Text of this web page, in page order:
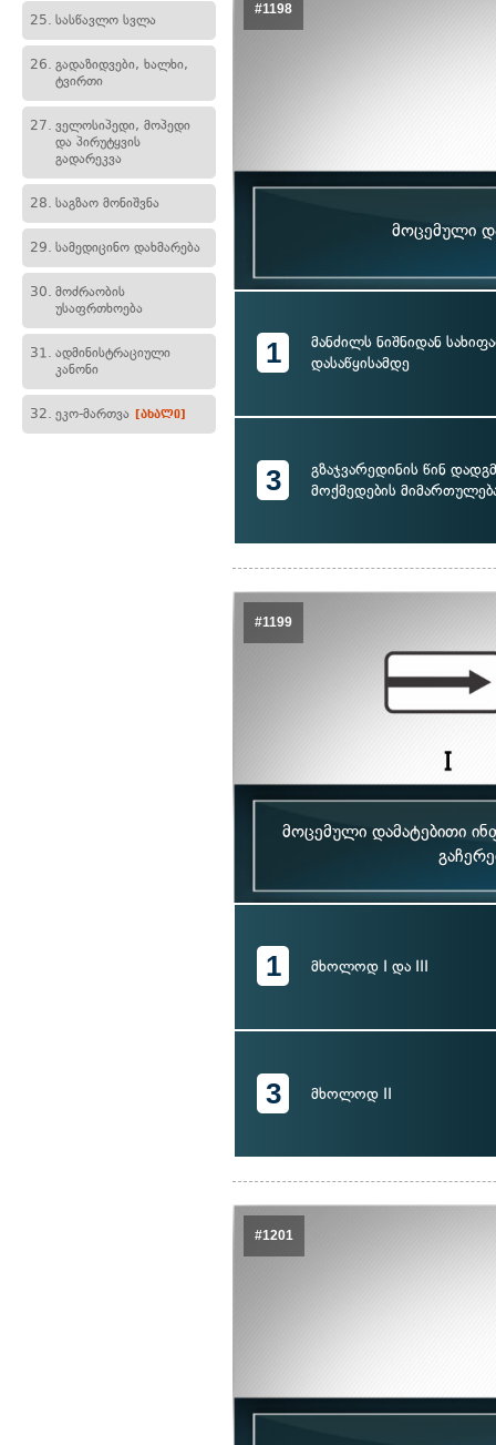
25. სასწავლო სვლა
26. გადაზიდვები, ხალხი,
ტვირთი
27. ველოსიპედი, მოპედი
და პირუტყვის
გადარეკვა
28. საგზაო მონიშვნა
29. სამედიცინო დახმარება
30. მოძრაობის
უსაფრთხოება
31. ადმინისტრაციული
კანონი
32. ეკო-მართვა [ახალი]
#1198
მოცემული
1
მანძილს ნიშნიდან
დასაწყისამდე
3
გზაჯვარედინის წინ
მოქმედების
#1199
მოცემული დამატებითი
1 მხოლოდ I და III
3 მხოლოდ II
#1201